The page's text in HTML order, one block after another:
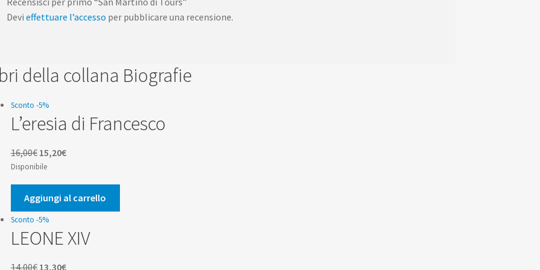
Devieffettuare l’accesso per pubblicare una recensione.
della collana Biografie
Sconto -5%
L’eresia di Francesco
16,00€ Il
prezzo
originale
era:
16,00€.
15,20€Il
attuale
è:
15,20€.
Disponibile
Aggiungi al carrello
Sconto -5%
LEONE XIV
14,00€ Il13,30€Il